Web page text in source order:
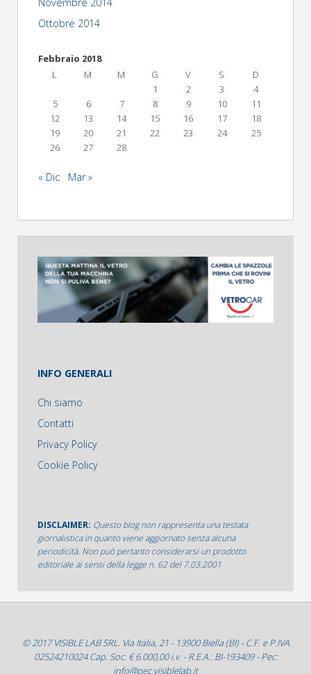
Ottobre 2014
Febbraio 2018
L
M M G V S
D
1
2 3
4
5
6 7 8 9 10
11
12
13 14 15 16 17
18
19
20 21 22 23 24
25
26
27 28
« Dic Mar »
INFO GENERALI
Chi siamo
Contatti
Privacy Policy
Cookie Policy
DISCLAIMER: Questo blog non rappresenta una testata
giornalistica in quanto viene aggiornato senza alcuna
periodicità. Non può pertanto considerarsi un prodotto
editoriale ai sensi della legge n. 62 del 7.03.2001
© 2017 VISIBLE LAB SRL. Via Italia, 21 - 13900 Biella (BI) - C.F. e P.IVA
02524210024 Cap. Soc. € 6.000,00 i.v. - R.E.A.: BI-193409 - Pec:
info@pec.visiblelab.it